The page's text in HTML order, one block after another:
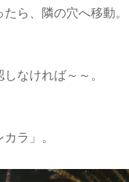
ら、隣の穴へ移動。
なければ～～。
ラ」。